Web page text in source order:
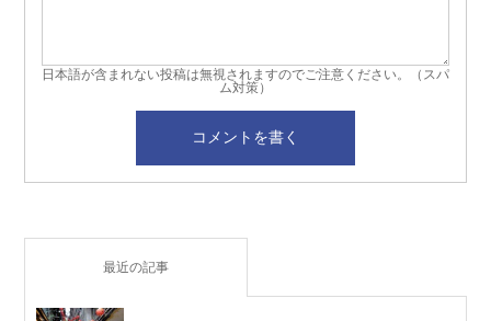
日本語が含まれない投稿は無視されますのでご注意ください。（スパ
ム対策）
最近の記事